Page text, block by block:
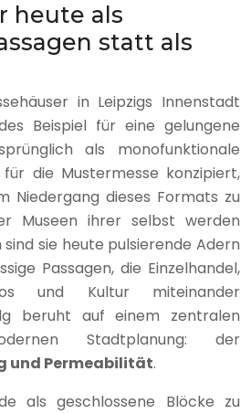
heute als
statt als
in Leipzigs Innenstadt
Beispiel für eine gelungene
als monofunktionale
die Mustermesse konzipiert,
Niedergang dieses Formats zu
Museen ihrer selbst werden
sie heute pulsierende Adern
Passagen, die Einzelhandel,
und Kultur miteinander
beruht auf einem zentralen
Stadtplanung: der
und Permeabilität.
als geschlossene Blöcke zu